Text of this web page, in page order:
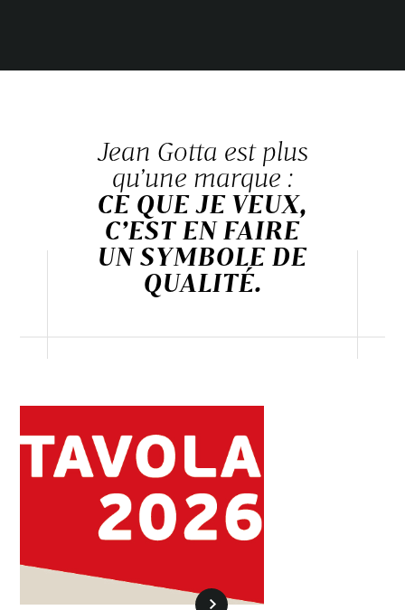
Jean Gotta est plus
qu’une marque :
CE QUE JE VEUX,
C’EST EN FAIRE
UN SYMBOLE DE
QUALITÉ.